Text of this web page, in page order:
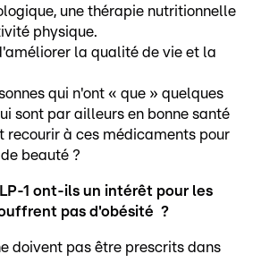
une thérapie nutritionnelle
physique.
la qualité de vie et la
qui n'ont « que » quelques
sont par ailleurs en bonne santé
recourir à ces médicaments pour
beauté ?
1 ont-ils un intérêt pour les
pas d'obésité ?
doivent pas être prescrits dans